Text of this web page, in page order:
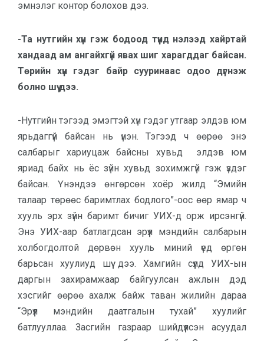
эмнэлэг контор болохов дээ.
-Та нутгийн хүн гэж бодоод түүнд нэлээд хайртай
хандаад ам ангайхгүй явах шиг харагддаг байсан.
Төрийн хүн гэдэг байр сууринаас одоо дүгнэж
болно шүү дээ.
-Нутгийн тэгээд эмэгтэй хүн гэдэг утгаар элдэв юм
ярьдаггүй байсан нь үнэн. Тэгээд ч өөрөө энэ
салбарыг хариуцаж байсны хувьд элдэв юм
яриад байх нь ёс зүйн хувьд зохимжгүй гэж үздэг
байсан. Үнэндээ өнгөрсөн хоёр жилд “Эмийн
талаар төрөөс баримтлах бодлого”-оос өөр ямар ч
хууль эрх зүйн баримт бичиг УИХ-д орж ирсэнгүй.
Энэ УИХ-аар батлагдсан эрүүл мэндийн салбарын
холбогдолтой дөрвөн хууль миний үед өргөн
барьсан хуулиуд шүү дээ. Хамгийн сүүлд УИХ-ын
даргын захирамжаар байгуулсан ажлын дэд
хэсгийг өөрөө ахалж байж таван жилийн дараа
“Эрүүл мэндийн даатгалын тухай” хуулийг
батлууллаа. Засгийн газраар шийдүүлсэн асуудал